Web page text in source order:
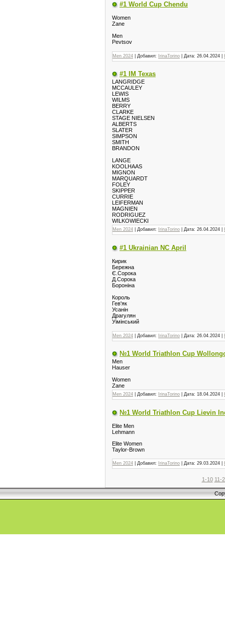
#1 World Cup Chendu
Women
Zane
Men
Pevtsov
Men 2024 | Добавил: IrinaTorino | Дата: 26.04.2024
#1 IM Texas
LANGRIDGE
MCCAULEY
LEWIS
WILMS
BERRY
CLARKE
STAGE NIELSEN
ALBERTS
SLATER
SIMPSON
SMITH
BRANDON
LANGE
KOOLHAAS
MIGNON
MARQUARDT
FOLEY
SKIPPER
CURRIE
LEIFERMAN
MAGNIEN
RODRIGUEZ
WILKOWIECKI
Men 2024 | Добавил: IrinaTorino | Дата: 26.04.2024
#1 Ukrainian NC April
Кирик
Бережна
Є.Сорока
Д.Сорока
Бороніна
Король
Гев'як
Усанін
Драгулян
Уімінський
Men 2024 | Добавил: IrinaTorino | Дата: 26.04.2024
№1 World Triathlon Cup
Men
Hauser
Women
Zane
Men 2024 | Добавил: IrinaTorino | Дата: 18.04.2024
№1 World Triathlon Cup Lievin
Elite Men
Lehmann
Elite Women
Taylor-Brown
Men 2024 | Добавил: IrinaTorino | Дата: 29.03.2024
1-10 11-